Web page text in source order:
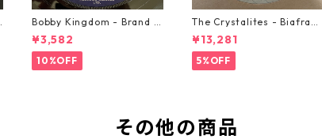
Bobby Kingdom - Brand N
ew Automobile【7-2088
9】
¥3,582
10%OFF
The Crystalites - Biafra
【7-21293】
¥13,281
5%OFF
その他の商品